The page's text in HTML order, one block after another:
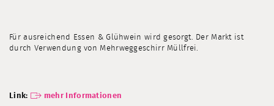
Für ausreichend Essen & Glühwein wird gesorgt. Der Markt ist
durch Verwendung von Mehrweggeschirr Müllfrei.
Link: mehr Informationen